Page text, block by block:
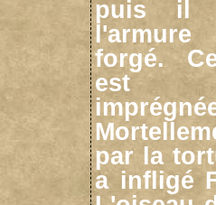
puis il
forgé.
est
par la
a infligé